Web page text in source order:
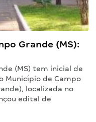
Grande (MS):
(MS) tem inicial de
Município de Campo
localizada no
edital de